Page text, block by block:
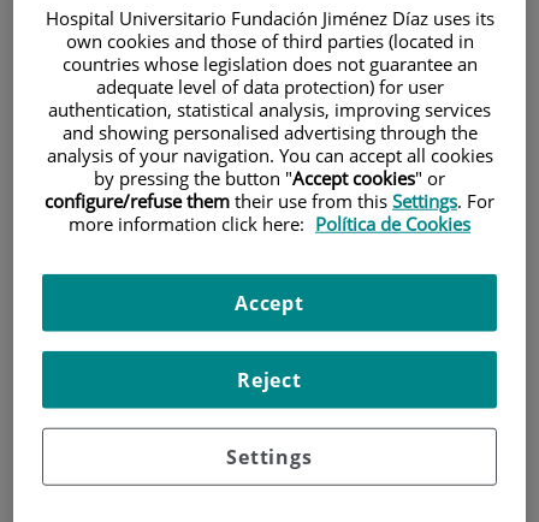
Teléfono de atención al usuario
900 301 013
INICIO|CARTERA DE SERVICIOS
NEUROFISIOLOGÍA CLÍNICA |TÉCNICAS
POTENCIALES EVOCADOS
Neurofisiología Clínica
Consultas Externas en planta
sótano de la Fundación Jiménez Díaz y
Teléfono: 91 550 48 00, Situación
Hospital Universitario Fundación Jiménez Díaz uses its
own cookies and those of third parties (located in
countries whose legislation does not guarantee an
adequate level of data protection) for user
authentication, statistical analysis, improving services
and showing personalised advertising through the
analysis of your navigation. You can accept all cookies
by pressing the button "Accept cookies" or
configure/refuse them their use from this Settings. For
more information click here: Política de Cookies
Settings
Reject
Accept